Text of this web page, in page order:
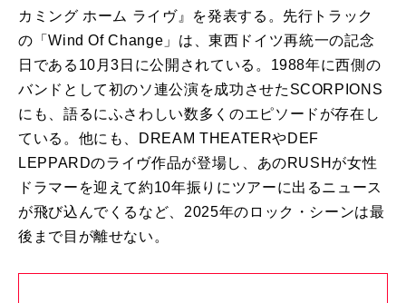
カミング ホーム ライヴ』を発表する。先行トラック
の「Wind Of Change」は、東西ドイツ再統一の記念
日である10月3日に公開されている。1988年に西側の
バンドとして初のソ連公演を成功させたSCORPIONS
にも、語るにふさわしい数多くのエピソードが存在し
ている。他にも、DREAM THEATERやDEF
LEPPARDのライヴ作品が登場し、あのRUSHが女性
ドラマーを迎えて約10年振りにツアーに出るニュース
が飛び込んでくるなど、2025年のロック・シーンは最
後まで目が離せない。